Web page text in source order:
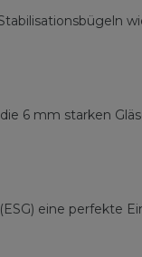
6 mm starken
eine perfekte